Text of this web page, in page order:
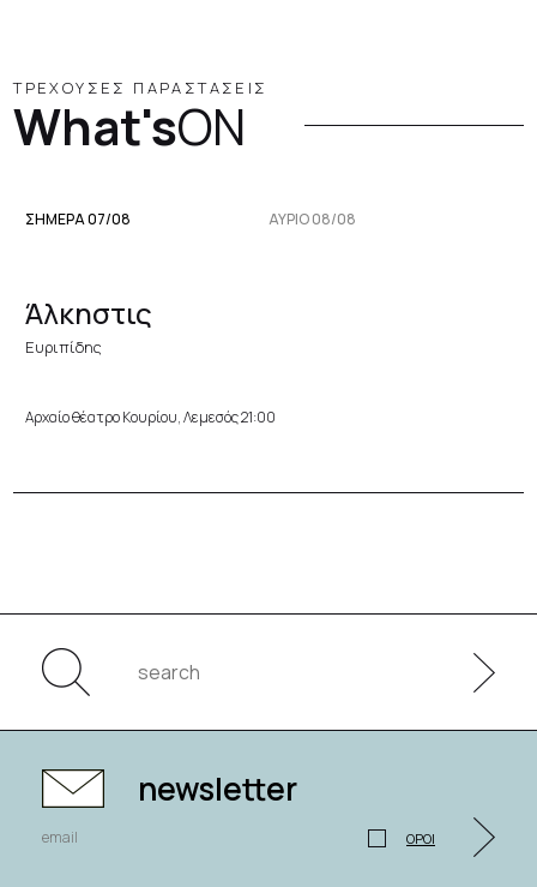
ΤΡΕΧΟΥΣΕΣ ΠΑΡΑΣΤΑΣΕΙΣ
What'sON
ΣΗΜΕΡΑ 07/08 ΑΥΡΙΟ 08/08
Άλκηστις
Ευριπίδης
Αρχαίο θέατρο Κουρίου, Λεμεσός 21:00
newsletter
ΟΡΟΙ